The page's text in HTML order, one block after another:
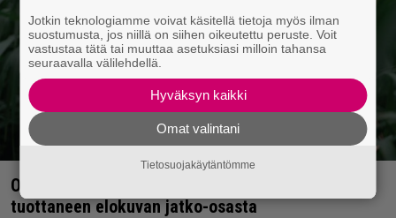
Ohjaaja lähti kalppimaan 870 miljoonaa dollaria
tuottaneen elokuvan jatko-osasta
Jotkin teknologiamme voivat käsitellä tietoja myös ilman
suostumusta, jos niillä on siihen oikeutettu peruste. Voit
vastustaa tätä tai muuttaa asetuksiasi milloin tahansa
seuraavalla välilehdellä.
Hyväksyn kaikki
Omat valintani
Tietosuojakäytäntömme